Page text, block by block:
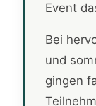
Event
Bei
und
gingen